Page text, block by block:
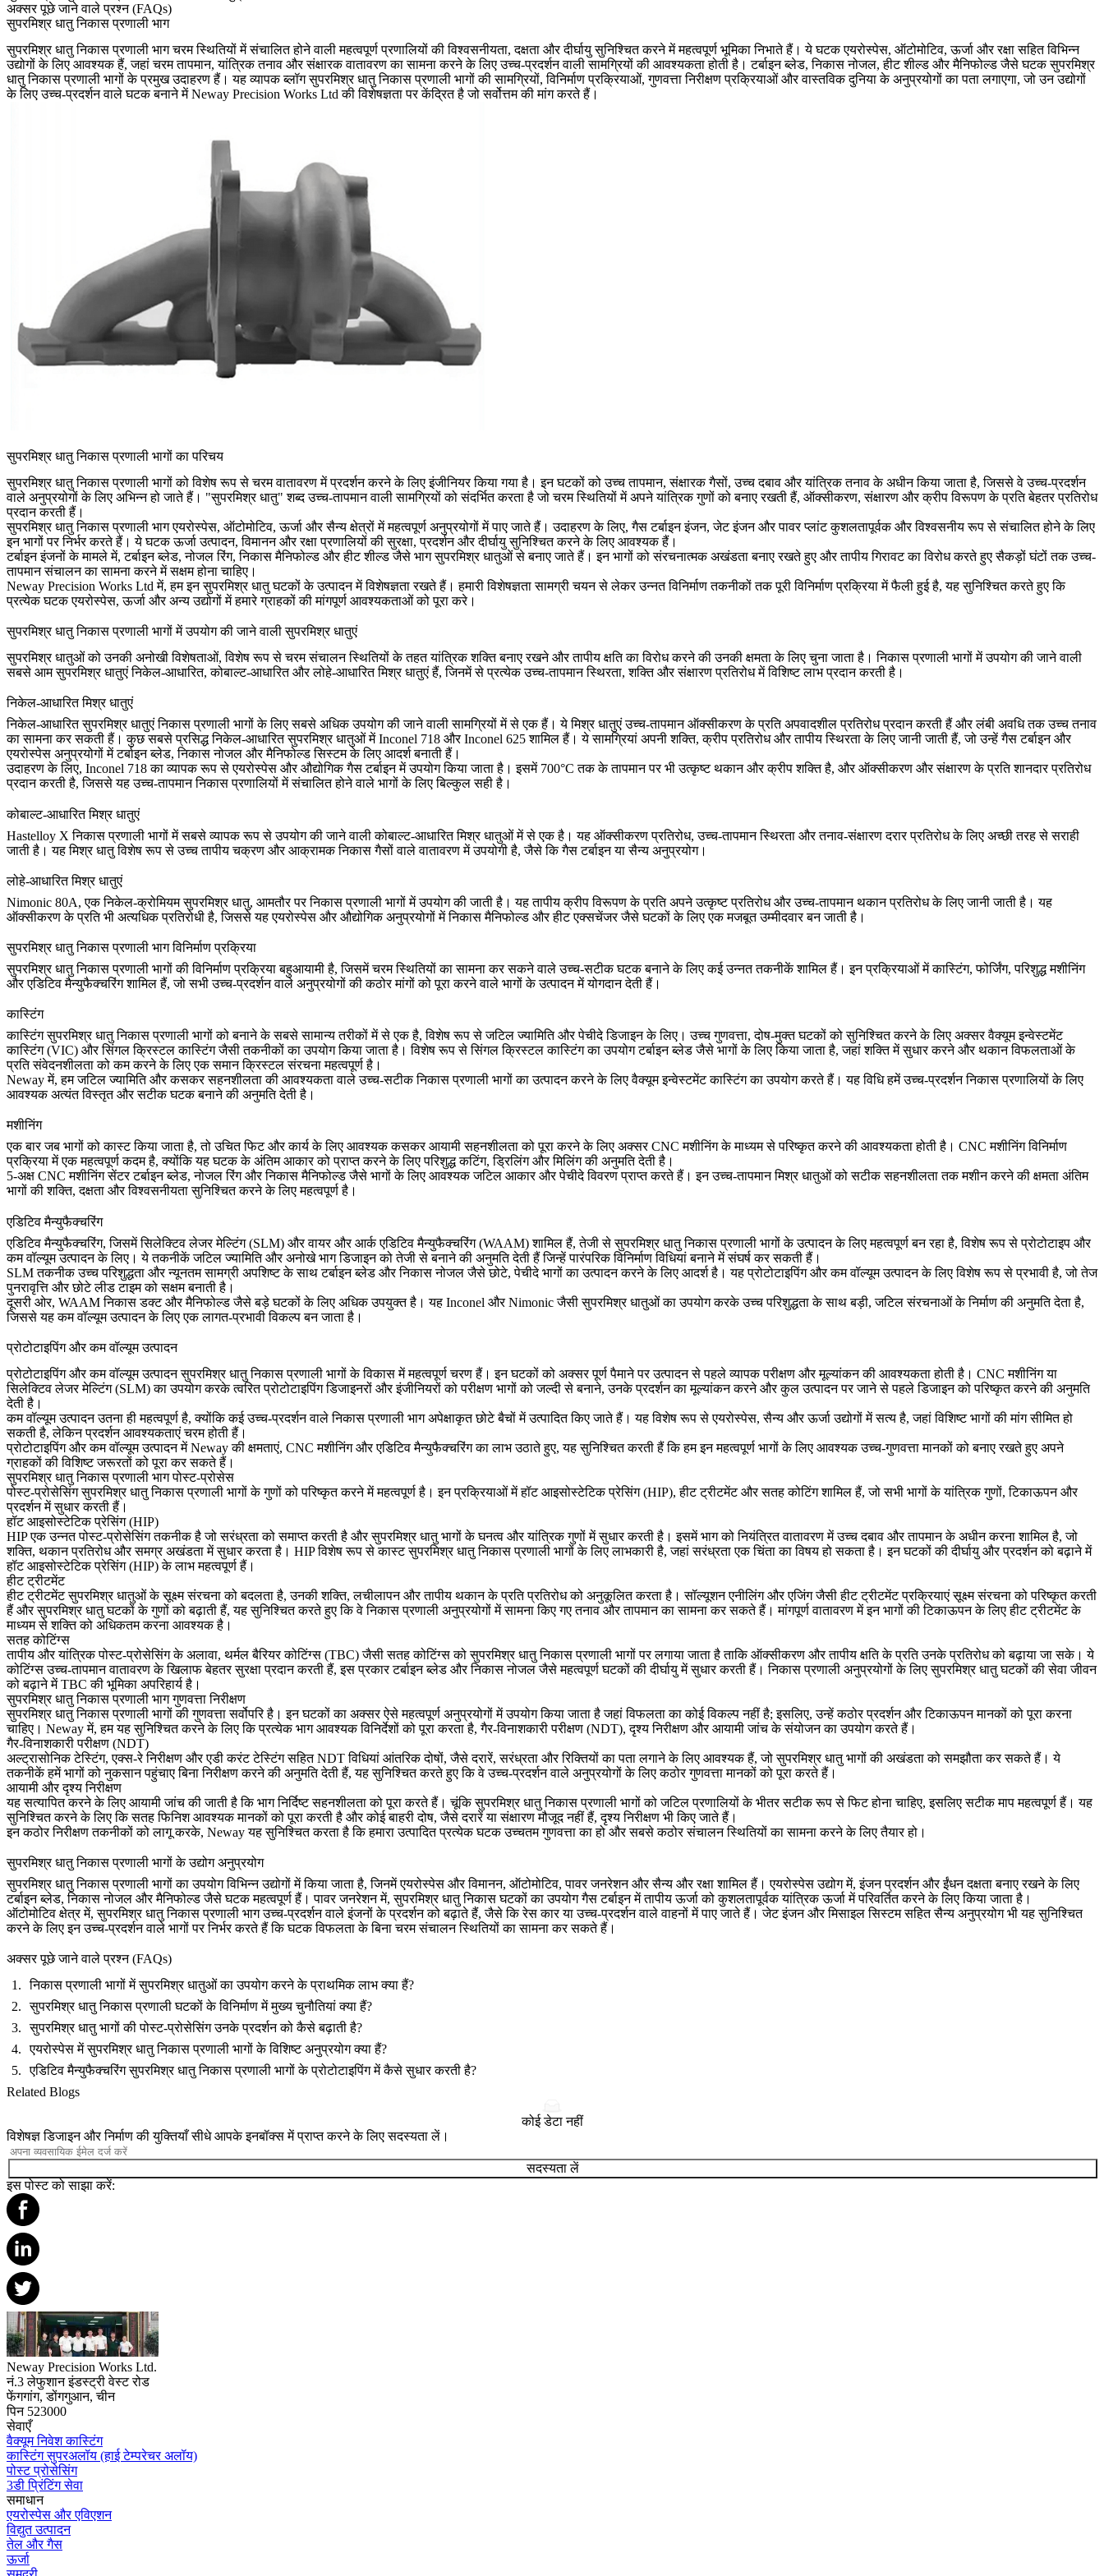
अक्सर पूछे जाने वाले प्रश्न (FAQs)
सुपरमिश्र धातु निकास प्रणाली भाग
सुपरमिश्र धातु निकास प्रणाली भाग चरम स्थितियों में संचालित होने वाली महत्वपूर्ण प्रणालियों की विश्वसनीयता, दक्षता और दीर्घायु सुनिश्चित करने में महत्वपूर्ण भूमिका निभाते हैं। ये घटक एयरोस्पेस, ऑटोमोटिव, ऊर्जा और रक्षा सहित विभिन्न
उद्योगों के लिए आवश्यक हैं, जहां चरम तापमान, यांत्रिक तनाव और संक्षारक वातावरण का सामना करने के लिए उच्च-प्रदर्शन वाली सामग्रियों की आवश्यकता होती है। टर्बाइन ब्लेड, निकास नोजल, हीट शील्ड और मैनिफोल्ड जैसे घटक सुपरमिश्र
धातु निकास प्रणाली भागों के प्रमुख उदाहरण हैं। यह व्यापक ब्लॉग सुपरमिश्र धातु निकास प्रणाली भागों की सामग्रियों, विनिर्माण प्रक्रियाओं, गुणवत्ता निरीक्षण प्रक्रियाओं और वास्तविक दुनिया के अनुप्रयोगों का पता लगाएगा, जो उन उद्योगों
के लिए उच्च-प्रदर्शन वाले घटक बनाने मेंNeway Precision Works Ltd की विशेषज्ञता पर केंद्रित है जो सर्वोत्तम की मांग करते हैं।
सुपरमिश्र धातु निकास प्रणाली भागों का परिचय
सुपरमिश्र धातु निकास प्रणाली भागों को विशेष रूप से चरम वातावरण में प्रदर्शन करने के लिए इंजीनियर किया गया है। इन घटकों को उच्च तापमान, संक्षारक गैसों, उच्च दबाव और यांत्रिक तनाव के अधीन किया जाता है, जिससे वे उच्च-प्रदर्शन
वाले अनुप्रयोगों के लिए अभिन्न हो जाते हैं। "सुपरमिश्र धातु" शब्द उच्च-तापमान वाली सामग्रियों को संदर्भित करता है जो चरम स्थितियों में अपने यांत्रिक गुणों को बनाए रखती हैं, ऑक्सीकरण, संक्षारण और क्रीप विरूपण के प्रति बेहतर प्रतिरोध
प्रदान करती हैं।
सुपरमिश्र धातु निकास प्रणाली भाग एयरोस्पेस, ऑटोमोटिव, ऊर्जा और सैन्य क्षेत्रों में महत्वपूर्ण अनुप्रयोगों में पाए जाते हैं। उदाहरण के लिए, गैस टर्बाइन इंजन, जेट इंजन और पावर प्लांट कुशलतापूर्वक और विश्वसनीय रूप से संचालित होने के लिए
इन भागों पर निर्भर करते हैं। ये घटक ऊर्जा उत्पादन, विमानन और रक्षा प्रणालियों की सुरक्षा, प्रदर्शन और दीर्घायु सुनिश्चित करने के लिए आवश्यक हैं।
टर्बाइन इंजनों के मामले में, टर्बाइन ब्लेड, नोजल रिंग, निकास मैनिफोल्ड और हीट शील्ड जैसे भाग सुपरमिश्र धातुओं से बनाए जाते हैं। इन भागों को संरचनात्मक अखंडता बनाए रखते हुए और तापीय गिरावट का विरोध करते हुए सैकड़ों घंटों तक उच्च-
तापमान संचालन का सामना करने में सक्षम होना चाहिए।
Neway Precision Works Ltd में, हम इन सुपरमिश्र धातु घटकों के उत्पादन में विशेषज्ञता रखते हैं। हमारी विशेषज्ञता सामग्री चयन से लेकर उन्नत विनिर्माण तकनीकों तक पूरी विनिर्माण प्रक्रिया में फैली हुई है, यह सुनिश्चित करते हुए कि
प्रत्येक घटक एयरोस्पेस, ऊर्जा और अन्य उद्योगों में हमारे ग्राहकों की मांगपूर्ण आवश्यकताओं को पूरा करे।
सुपरमिश्र धातु निकास प्रणाली भागों में उपयोग की जाने वाली सुपरमिश्र धातुएं
सुपरमिश्र धातुओं को उनकी अनोखी विशेषताओं, विशेष रूप से चरम संचालन स्थितियों के तहत यांत्रिक शक्ति बनाए रखने और तापीय क्षति का विरोध करने की उनकी क्षमता के लिए चुना जाता है। निकास प्रणाली भागों में उपयोग की जाने वाली
सबसे आम सुपरमिश्र धातुएं निकेल-आधारित, कोबाल्ट-आधारित और लोहे-आधारित मिश्र धातुएं हैं, जिनमें से प्रत्येक उच्च-तापमान स्थिरता, शक्ति और संक्षारण प्रतिरोध में विशिष्ट लाभ प्रदान करती है।
निकेल-आधारित मिश्र धातुएं
निकेल-आधारित सुपरमिश्र धातुएं निकास प्रणाली भागों के लिए सबसे अधिक उपयोग की जाने वाली सामग्रियों में से एक हैं। ये मिश्र धातुएं उच्च-तापमान ऑक्सीकरण के प्रति अपवादशील प्रतिरोध प्रदान करती हैं और लंबी अवधि तक उच्च तनाव
का सामना कर सकती हैं। कुछ सबसे प्रसिद्ध निकेल-आधारित सुपरमिश्र धातुओं मेंInconel 718 औरInconel 625शामिल हैं। ये सामग्रियां अपनी शक्ति, क्रीप प्रतिरोध और तापीय स्थिरता के लिए जानी जाती हैं, जो उन्हें गैस टर्बाइन और
एयरोस्पेस अनुप्रयोगों में टर्बाइन ब्लेड, निकास नोजल और मैनिफोल्ड सिस्टम के लिए आदर्श बनाती हैं।
उदाहरण के लिए, Inconel 718का व्यापक रूप से एयरोस्पेस और औद्योगिक गैस टर्बाइन में उपयोग किया जाता है। इसमें 700°C तक के तापमान पर भी उत्कृष्ट थकान और क्रीप शक्ति है, और ऑक्सीकरण और संक्षारण के प्रति शानदार प्रतिरोध
प्रदान करती है, जिससे यह उच्च-तापमान निकास प्रणालियों में संचालित होने वाले भागों के लिए बिल्कुल सही है।
कोबाल्ट-आधारित मिश्र धातुएं
Hastelloy X निकास प्रणाली भागों में सबसे व्यापक रूप से उपयोग की जाने वाली कोबाल्ट-आधारित मिश्र धातुओं में से एक है। यह ऑक्सीकरण प्रतिरोध, उच्च-तापमान स्थिरता और तनाव-संक्षारण दरार प्रतिरोध के लिए अच्छी तरह से सराही
जाती है। यह मिश्र धातु विशेष रूप से उच्च तापीय चक्रण और आक्रामक निकास गैसों वाले वातावरण में उपयोगी है, जैसे कि गैस टर्बाइन या सैन्य अनुप्रयोग।
लोहे-आधारित मिश्र धातुएं
Nimonic 80A, एक निकेल-क्रोमियम सुपरमिश्र धातु, आमतौर पर निकास प्रणाली भागों में उपयोग की जाती है। यह तापीय क्रीप विरूपण के प्रति अपने उत्कृष्ट प्रतिरोध और उच्च-तापमान थकान प्रतिरोध के लिए जानी जाती है। यह
ऑक्सीकरण के प्रति भी अत्यधिक प्रतिरोधी है, जिससे यह एयरोस्पेस और औद्योगिक अनुप्रयोगों में निकास मैनिफोल्ड और हीट एक्सचेंजर जैसे घटकों के लिए एक मजबूत उम्मीदवार बन जाती है।
सुपरमिश्र धातु निकास प्रणाली भाग विनिर्माण प्रक्रिया
सुपरमिश्र धातु निकास प्रणाली भागों की विनिर्माण प्रक्रिया बहुआयामी है, जिसमें चरम स्थितियों का सामना कर सकने वाले उच्च-सटीक घटक बनाने के लिए कई उन्नत तकनीकें शामिल हैं। इन प्रक्रियाओं मेंकास्टिंग,फोर्जिंग, परिशुद्ध मशीनिंग
औरएडिटिव मैन्युफैक्चरिंगशामिल हैं, जो सभी उच्च-प्रदर्शन वाले अनुप्रयोगों की कठोर मांगों को पूरा करने वाले भागों के उत्पादन में योगदान देती हैं।
कास्टिंग
कास्टिंग सुपरमिश्र धातु निकास प्रणाली भागों को बनाने के सबसे सामान्य तरीकों में से एक है, विशेष रूप से जटिल ज्यामिति और पेचीदे डिजाइन के लिए। उच्च गुणवत्ता, दोष-मुक्त घटकों को सुनिश्चित करने के लिए अक्सरवैक्यूम इन्वेस्टमेंट
कास्टिंग(VIC) औरसिंगल क्रिस्टल कास्टिंगजैसी तकनीकों का उपयोग किया जाता है। विशेष रूप से सिंगल क्रिस्टल कास्टिंग का उपयोग टर्बाइन ब्लेड जैसे भागों के लिए किया जाता है, जहां शक्ति में सुधार करने और थकान विफलताओं के
प्रति संवेदनशीलता को कम करने के लिए एक समान क्रिस्टल संरचना महत्वपूर्ण है।
Neway में, हम जटिल ज्यामिति और कसकर सहनशीलता की आवश्यकता वाले उच्च-सटीक निकास प्रणाली भागों का उत्पादन करने के लिएवैक्यूम इन्वेस्टमेंट कास्टिंगका उपयोग करते हैं। यह विधि हमें उच्च-प्रदर्शन निकास प्रणालियों के लिए
आवश्यक अत्यंत विस्तृत और सटीक घटक बनाने की अनुमति देती है।
मशीनिंग
एक बार जब भागों को कास्ट किया जाता है, तो उचित फिट और कार्य के लिए आवश्यक कसकर आयामी सहनशीलता को पूरा करने के लिए अक्सरCNC मशीनिंगके माध्यम से परिष्कृत करने की आवश्यकता होती है। CNC मशीनिंग विनिर्माण
प्रक्रिया में एक महत्वपूर्ण कदम है, क्योंकि यह घटक के अंतिम आकार को प्राप्त करने के लिए परिशुद्ध कटिंग, ड्रिलिंग और मिलिंग की अनुमति देती है।
5-अक्ष CNC मशीनिंगसेंटर टर्बाइन ब्लेड, नोजल रिंग और निकास मैनिफोल्ड जैसे भागों के लिए आवश्यक जटिल आकार और पेचीदे विवरण प्राप्त करते हैं। इन उच्च-तापमान मिश्र धातुओं को सटीक सहनशीलता तक मशीन करने की क्षमता अंतिम
भागों की शक्ति, दक्षता और विश्वसनीयता सुनिश्चित करने के लिए महत्वपूर्ण है।
एडिटिव मैन्युफैक्चरिंग
एडिटिव मैन्युफैक्चरिंग, जिसमें सिलेक्टिव लेजर मेल्टिंग (SLM) और वायर और आर्क एडिटिव मैन्युफैक्चरिंग (WAAM) शामिल हैं, तेजी से सुपरमिश्र धातु निकास प्रणाली भागों के उत्पादन के लिए महत्वपूर्ण बन रहा है, विशेष रूप से प्रोटोटाइप और
कम वॉल्यूम उत्पादन के लिए। ये तकनीकें जटिल ज्यामिति और अनोखे भाग डिजाइन को तेजी से बनाने की अनुमति देती हैं जिन्हें पारंपरिक विनिर्माण विधियां बनाने में संघर्ष कर सकती हैं।
SLM तकनीक उच्च परिशुद्धता और न्यूनतम सामग्री अपशिष्ट के साथ टर्बाइन ब्लेड और निकास नोजल जैसे छोटे, पेचीदे भागों का उत्पादन करने के लिए आदर्श है। यह प्रोटोटाइपिंग और कम वॉल्यूम उत्पादन के लिए विशेष रूप से प्रभावी है, जो तेज
पुनरावृत्ति और छोटे लीड टाइम को सक्षम बनाती है।
दूसरी ओर, WAAM निकास डक्ट और मैनिफोल्ड जैसे बड़े घटकों के लिए अधिक उपयुक्त है। यह Inconel औरNimonicजैसी सुपरमिश्र धातुओं का उपयोग करके उच्च परिशुद्धता के साथ बड़ी, जटिल संरचनाओं के निर्माण की अनुमति देता है,
जिससे यह कम वॉल्यूम उत्पादन के लिए एक लागत-प्रभावी विकल्प बन जाता है।
प्रोटोटाइपिंग और कम वॉल्यूम उत्पादन
प्रोटोटाइपिंग और कम वॉल्यूम उत्पादनसुपरमिश्र धातु निकास प्रणाली भागोंके विकास में महत्वपूर्ण चरण हैं। इन घटकों को अक्सर पूर्ण पैमाने पर उत्पादन से पहले व्यापक परीक्षण और मूल्यांकन की आवश्यकता होती है। CNC मशीनिंगया
सिलेक्टिव लेजर मेल्टिंग (SLM)का उपयोग करके त्वरित प्रोटोटाइपिंग डिजाइनरों और इंजीनियरों को परीक्षण भागों को जल्दी से बनाने, उनके प्रदर्शन का मूल्यांकन करने और कुल उत्पादन पर जाने से पहले डिजाइन को परिष्कृत करने की अनुमति
देती है।
कम वॉल्यूम उत्पादन उतना ही महत्वपूर्ण है, क्योंकि कई उच्च-प्रदर्शन वाले निकास प्रणाली भाग अपेक्षाकृत छोटे बैचों में उत्पादित किए जाते हैं। यह विशेष रूप से एयरोस्पेस, सैन्य और ऊर्जा उद्योगों में सत्य है, जहां विशिष्ट भागों की मांग सीमित हो
सकती है, लेकिन प्रदर्शन आवश्यकताएं चरम होती हैं।
प्रोटोटाइपिंग और कम वॉल्यूम उत्पादन में Neway की क्षमताएं, CNC मशीनिंगऔर एडिटिव मैन्युफैक्चरिंग का लाभ उठाते हुए, यह सुनिश्चित करती हैं कि हम इन महत्वपूर्ण भागों के लिए आवश्यक उच्च-गुणवत्ता मानकों को बनाए रखते हुए अपने
ग्राहकों की विशिष्ट जरूरतों को पूरा कर सकते हैं।
सुपरमिश्र धातु निकास प्रणाली भाग पोस्ट-प्रोसेस
पोस्ट-प्रोसेसिंग सुपरमिश्र धातु निकास प्रणाली भागों के गुणों को परिष्कृत करने में महत्वपूर्ण है। इन प्रक्रियाओं मेंहॉट आइसोस्टेटिक प्रेसिंग (HIP), हीट ट्रीटमेंट और सतह कोटिंग शामिल हैं, जो सभी भागों के यांत्रिक गुणों, टिकाऊपन और
प्रदर्शन में सुधार करती हैं।
हॉट आइसोस्टेटिक प्रेसिंग (HIP)
HIP एक उन्नत पोस्ट-प्रोसेसिंग तकनीक है जो सरंध्रता को समाप्त करती है और सुपरमिश्र धातु भागों के घनत्व और यांत्रिक गुणों में सुधार करती है। इसमें भाग को नियंत्रित वातावरण में उच्च दबाव और तापमान के अधीन करना शामिल है, जो
शक्ति, थकान प्रतिरोध और समग्र अखंडता में सुधार करता है। HIP विशेष रूप से कास्ट सुपरमिश्र धातु निकास प्रणाली भागों के लिए लाभकारी है, जहां सरंध्रता एक चिंता का विषय हो सकता है। इन घटकों की दीर्घायु और प्रदर्शन को बढ़ाने में
हॉट आइसोस्टेटिक प्रेसिंग (HIP) के लाभमहत्वपूर्ण हैं।
हीट ट्रीटमेंट
हीट ट्रीटमेंट सुपरमिश्र धातुओं के सूक्ष्म संरचना को बदलता है, उनकी शक्ति, लचीलापन और तापीय थकान के प्रति प्रतिरोध को अनुकूलित करता है। सॉल्यूशन एनीलिंग और एजिंग जैसी हीट ट्रीटमेंट प्रक्रियाएं सूक्ष्म संरचना को परिष्कृत करती
हैं और सुपरमिश्र धातु घटकों के गुणों को बढ़ाती हैं, यह सुनिश्चित करते हुए कि वे निकास प्रणाली अनुप्रयोगों में सामना किए गए तनाव और तापमान का सामना कर सकते हैं। मांगपूर्ण वातावरण में इन भागों की टिकाऊपन के लिएहीट ट्रीटमेंट के
माध्यम से शक्ति को अधिकतम करना आवश्यक है।
सतह कोटिंग्स
तापीय और यांत्रिक पोस्ट-प्रोसेसिंग के अलावा, थर्मल बैरियर कोटिंग्स (TBC)जैसी सतह कोटिंग्स को सुपरमिश्र धातु निकास प्रणाली भागों पर लगाया जाता है ताकि ऑक्सीकरण और तापीय क्षति के प्रति उनके प्रतिरोध को बढ़ाया जा सके। ये
कोटिंग्स उच्च-तापमान वातावरण के खिलाफ बेहतर सुरक्षा प्रदान करती हैं, इस प्रकार टर्बाइन ब्लेड और निकास नोजल जैसे महत्वपूर्ण घटकों की दीर्घायु में सुधार करती हैं। निकास प्रणाली अनुप्रयोगों के लिए सुपरमिश्र धातु घटकों की सेवा जीवन
को बढ़ाने मेंTBC की भूमिका अपरिहार्य है।
सुपरमिश्र धातु निकास प्रणाली भाग गुणवत्ता निरीक्षण
सुपरमिश्र धातु निकास प्रणाली भागों की गुणवत्ता सर्वोपरि है। इन घटकों का अक्सर ऐसे महत्वपूर्ण अनुप्रयोगों में उपयोग किया जाता है जहां विफलता का कोई विकल्प नहीं है; इसलिए, उन्हें कठोर प्रदर्शन और टिकाऊपन मानकों को पूरा करना
चाहिए। Neway में, हम यह सुनिश्चित करने के लिए कि प्रत्येक भाग आवश्यक विनिर्देशों को पूरा करता है,गैर-विनाशकारी परीक्षण (NDT), दृश्य निरीक्षण और आयामी जांच के संयोजन का उपयोग करते हैं।
गैर-विनाशकारी परीक्षण (NDT)
अल्ट्रासोनिक टेस्टिंग, एक्स-रे निरीक्षण और एडी करंट टेस्टिंग सहित NDT विधियां आंतरिक दोषों, जैसे दरारें, सरंध्रता और रिक्तियों का पता लगाने के लिए आवश्यक हैं, जो सुपरमिश्र धातु भागों की अखंडता को समझौता कर सकते हैं। ये
तकनीकें हमें भागों को नुकसान पहुंचाए बिना निरीक्षण करने की अनुमति देती हैं, यह सुनिश्चित करते हुए कि वे उच्च-प्रदर्शन वाले अनुप्रयोगों के लिए कठोर गुणवत्ता मानकों को पूरा करते हैं।
आयामी और दृश्य निरीक्षण
यह सत्यापित करने के लिए आयामी जांच की जाती है कि भाग निर्दिष्ट सहनशीलता को पूरा करते हैं। चूंकि सुपरमिश्र धातु निकास प्रणाली भागों को जटिल प्रणालियों के भीतर सटीक रूप से फिट होना चाहिए, इसलिए सटीक माप महत्वपूर्ण हैं। यह
सुनिश्चित करने के लिए कि सतह फिनिश आवश्यक मानकों को पूरा करती है और कोई बाहरी दोष, जैसे दरारें या संक्षारण मौजूद नहीं हैं,दृश्य निरीक्षण भी किए जाते हैं।
इन कठोर निरीक्षण तकनीकों को लागू करके, Neway यह सुनिश्चित करता है कि हमारा उत्पादित प्रत्येक घटक उच्चतम गुणवत्ता का हो और सबसे कठोर संचालन स्थितियों का सामना करने के लिए तैयार हो।
सुपरमिश्र धातु निकास प्रणाली भागों के उद्योग अनुप्रयोग
सुपरमिश्र धातु निकास प्रणाली भागों का उपयोग विभिन्न उद्योगों में किया जाता है, जिनमेंएयरोस्पेस और विमानन, ऑटोमोटिव,पावर जनरेशनऔरसैन्य और रक्षाशामिल हैं। एयरोस्पेस उद्योग में, इंजन प्रदर्शन और ईंधन दक्षता बनाए रखने के लिए
टर्बाइन ब्लेड, निकास नोजल और मैनिफोल्ड जैसे घटक महत्वपूर्ण हैं।पावर जनरेशनमें, सुपरमिश्र धातु निकास घटकों का उपयोग गैस टर्बाइन में तापीय ऊर्जा को कुशलतापूर्वक यांत्रिक ऊर्जा में परिवर्तित करने के लिए किया जाता है।
ऑटोमोटिव क्षेत्र में, सुपरमिश्र धातु निकास प्रणाली भाग उच्च-प्रदर्शन वाले इंजनों के प्रदर्शन को बढ़ाते हैं, जैसे कि रेस कार या उच्च-प्रदर्शन वाले वाहनों में पाए जाते हैं। जेट इंजन और मिसाइल सिस्टम सहितसैन्य अनुप्रयोग भी यह सुनिश्चित
करने के लिए इन उच्च-प्रदर्शन वाले भागों पर निर्भर करते हैं कि घटक विफलता के बिना चरम संचालन स्थितियों का सामना कर सकते हैं।
अक्सर पूछे जाने वाले प्रश्न (FAQs)
निकास प्रणाली भागों में सुपरमिश्र धातुओं का उपयोग करने के प्राथमिक लाभ क्या हैं?
सुपरमिश्र धातु निकास प्रणाली घटकों के विनिर्माण में मुख्य चुनौतियां क्या हैं?
सुपरमिश्र धातु भागों की पोस्ट-प्रोसेसिंग उनके प्रदर्शन को कैसे बढ़ाती है?
एयरोस्पेस में सुपरमिश्र धातु निकास प्रणाली भागों के विशिष्ट अनुप्रयोग क्या हैं?
एडिटिव मैन्युफैक्चरिंग सुपरमिश्र धातु निकास प्रणाली भागों के प्रोटोटाइपिंग में कैसे सुधार करती है?
Related Blogs
कोई डेटा नहीं
विशेषज्ञ डिजाइन और निर्माण की युक्तियाँ सीधे आपके इनबॉक्स में प्राप्त करने के लिए सदस्यता लें।
सदस्यता लें
इस पोस्ट को साझा करें:
Neway Precision Works Ltd.
नं.3 लेफुशान इंडस्ट्री वेस्ट रोड
फेंगगांग, डोंगगुआन, चीन
पिन 523000
सेवाएँ
वैक्यूम निवेश कास्टिंग
कास्टिंग सुपरअलॉय (हाई टेम्परेचर अलॉय)
पोस्ट प्रोसेसिंग
3डी प्रिंटिंग सेवा
समाधान
एयरोस्पेस और एविएशन
विद्युत उत्पादन
तेल और गैस
ऊर्जा